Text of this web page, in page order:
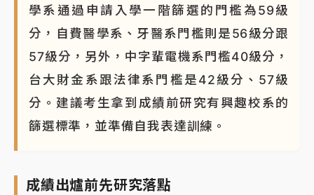
學系通過申請入學一階篩選的門檻為59級
分，自費醫學系、牙醫系門檻則是56級分跟
57級分，另外，中字輩電機系門檻40級分，
台大財金系跟法律系門檻是42級分、57級
分。建議考生拿到成績前研究有興趣校系的
篩選標準，並準備自我表達訓練。
成績出爐前先研究落點